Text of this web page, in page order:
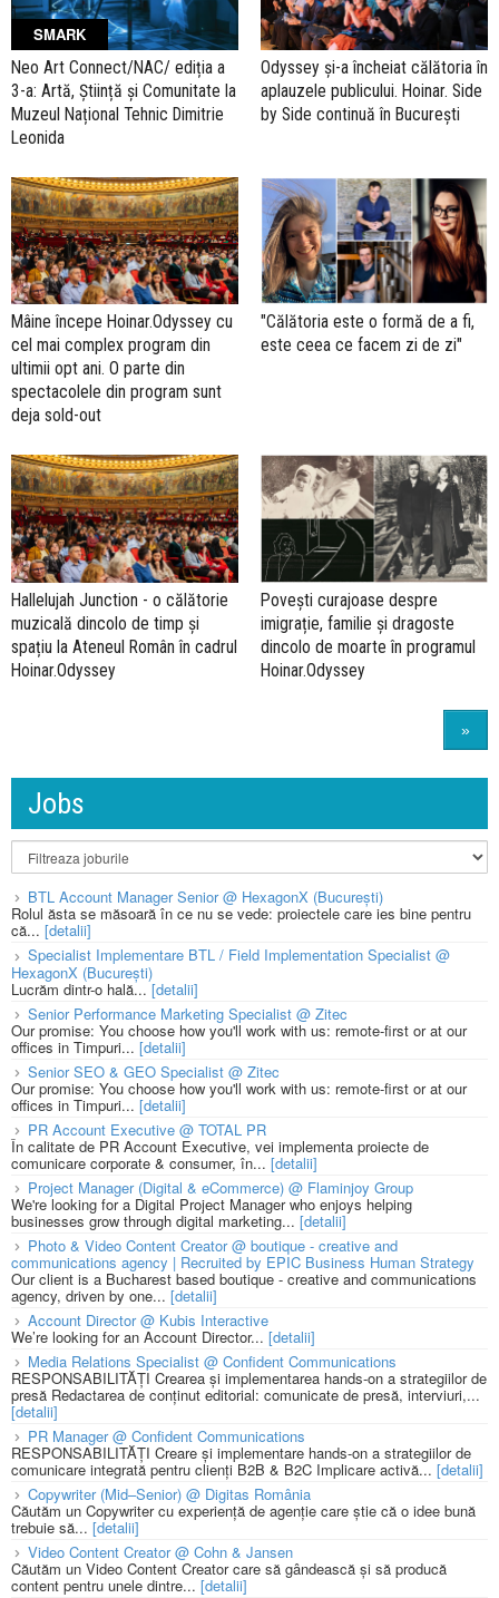
SMARK
Neo Art Connect/NAC/ ediția a
3-a: Artă, Știință și Comunitate la
Muzeul Național Tehnic Dimitrie
Leonida
Odyssey și-a încheiat călătoria în
aplauzele publicului. Hoinar. Side
by Side continuă în București
Mâine începe Hoinar.Odyssey cu
cel mai complex program din
ultimii opt ani. O parte din
spectacolele din program sunt
deja sold-out
"Călătoria este o formă de a fi,
este ceea ce facem zi de zi"
Hallelujah Junction - o călătorie
muzicală dincolo de timp și
spațiu la Ateneul Român în cadrul
Hoinar.Odyssey
Povești curajoase despre
imigrație, familie și dragoste
dincolo de moarte în programul
Hoinar.Odyssey
»
Jobs
BTL Account Manager Senior @ HexagonX (București)
Rolul ăsta se măsoară în ce nu se vede: proiectele care ies bine pentru
că... [detalii]
Specialist Implementare BTL / Field Implementation Specialist @
HexagonX (București)
Lucrăm dintr-o hală...[detalii]
Senior Performance Marketing Specialist @ Zitec
Our promise: You choose how you'll work with us: remote-first or at our
offices in Timpuri... [detalii]
Senior SEO & GEO Specialist @ Zitec
Our promise: You choose how you'll work with us: remote-first or at our
offices in Timpuri... [detalii]
PR Account Executive @ TOTAL PR
În calitate de PR Account Executive, vei implementa proiecte de
comunicare corporate & consumer, în... [detalii]
Project Manager (Digital & eCommerce) @ Flaminjoy Group
We're looking for a Digital Project Manager who enjoys helping
businesses grow through digital marketing... [detalii]
Photo & Video Content Creator @ boutique - creative and
communications agency | Recruited by EPIC Business Human Strategy
Our client is a Bucharest based boutique - creative and communications
agency, driven by one... [detalii]
Account Director @ Kubis Interactive
We’re looking for an Account Director... [detalii]
Media Relations Specialist @ Confident Communications
RESPONSABILITĂȚI Crearea și implementarea hands-on a strategiilor de
presă Redactarea de conținut editorial: comunicate de presă, interviuri,...
[detalii]
PR Manager @ Confident Communications
RESPONSABILITĂȚI Creare și implementare hands-on a strategiilor de
comunicare integrată pentru clienți B2B & B2C Implicare activă... [detalii]
Copywriter (Mid–Senior) @ Digitas România
Căutăm un Copywriter cu experiență de agenție care știe că o idee bună
trebuie să... [detalii]
Video Content Creator @ Cohn & Jansen
Căutăm un Video Content Creator care să gândească și să producă
content pentru unele dintre... [detalii]